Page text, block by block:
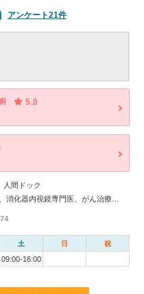
アンケート21件
5.0
人間ドック
土 日 祝
09:00-16:00